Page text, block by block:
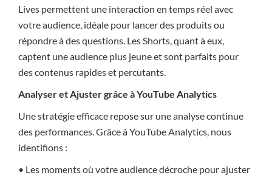
Lives permettent une interaction en temps réel avec
votre audience, idéale pour lancer des produits ou
répondre à des questions. Les Shorts, quant à eux,
captent une audience plus jeune et sont parfaits pour
des contenus rapides et percutants.
Analyser et Ajuster grâce à YouTube Analytics
Une stratégie efficace repose sur une analyse continue
des performances. Grâce à YouTube Analytics, nous
identifions :
• Les moments où votre audience décroche pour ajuster